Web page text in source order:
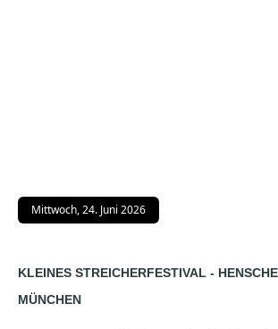
Mittwoch, 24. Juni 2026
KLEINES STREICHERFESTIVAL -
MÜNCHEN